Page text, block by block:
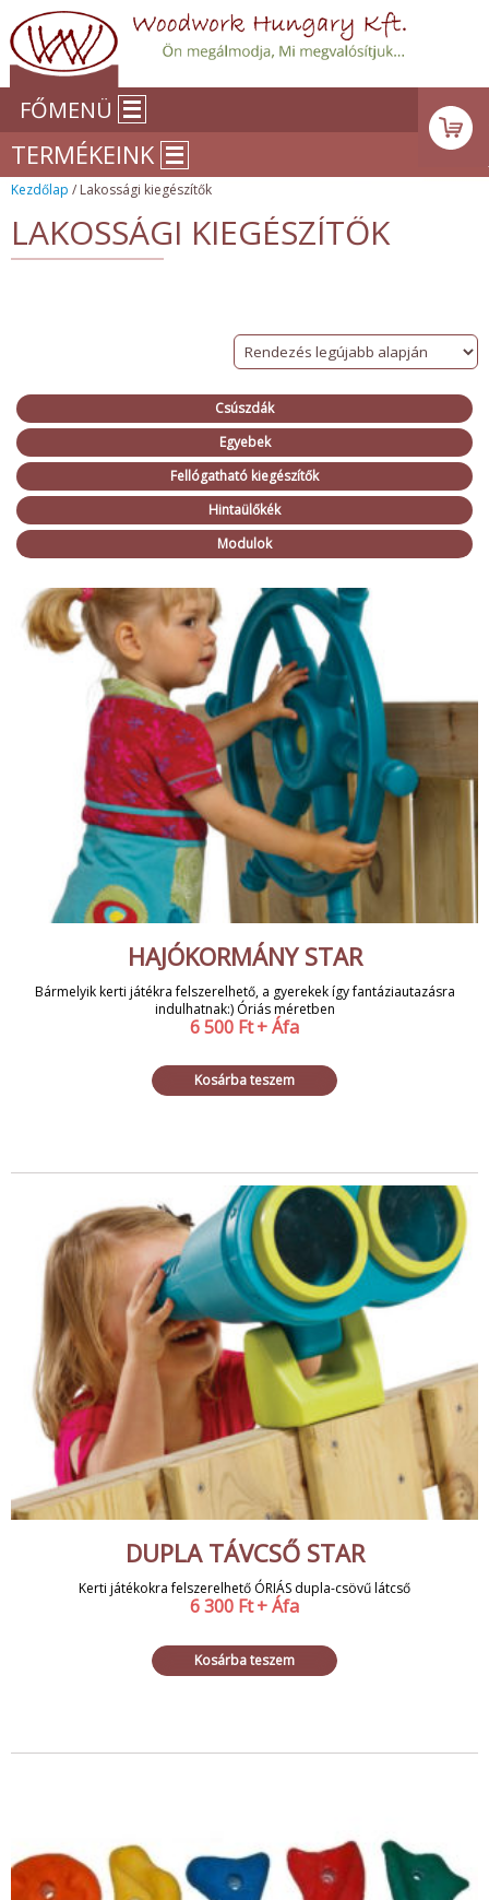
FŐMENÜ
Kezdőlap / Lakossági kiegészítők
LAKOSSÁGI KIEGÉSZÍTŐK
Csúszdák
Egyebek
Fellógatható kiegészítők
Hintaülőkék
Modulok
HAJÓKORMÁNY STAR
Bármelyik kerti játékra felszerelhető, a gyerekek így fantáziautazásra
indulhatnak:) Óriás méretben
6 500 Ft+ Áfa
Kosárba teszem
DUPLA TÁVCSŐ STAR
Kerti játékokra felszerelhető ÓRIÁS dupla-csövű látcső
6 300 Ft+ Áfa
Kosárba teszem
TERMÉKEINK